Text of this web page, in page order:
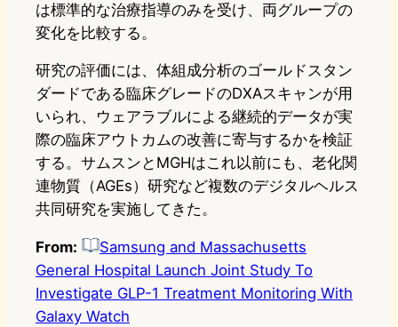
は標準的な治療指導のみを受け、両グループの
変化を比較する。
研究の評価には、体組成分析のゴールドスタン
ダードである臨床グレードのDXAスキャンが用
いられ、ウェアラブルによる継続的データが実
際の臨床アウトカムの改善に寄与するかを検証
する。サムスンとMGHはこれ以前にも、老化関
連物質（AGEs）研究など複数のデジタルヘルス
共同研究を実施してきた。
From:
Samsung and Massachusetts
General Hospital Launch Joint Study To
Investigate GLP-1 Treatment Monitoring With
Galaxy Watch